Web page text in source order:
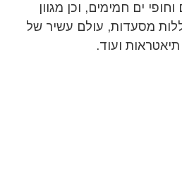
ים חמימים, וכן מגוון
מסעדות, עולם עשיר של
ועוד.